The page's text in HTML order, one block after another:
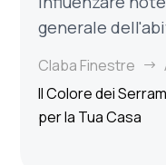
generale
Claba Finestre $
Il Colore dei
per la Tua Casa